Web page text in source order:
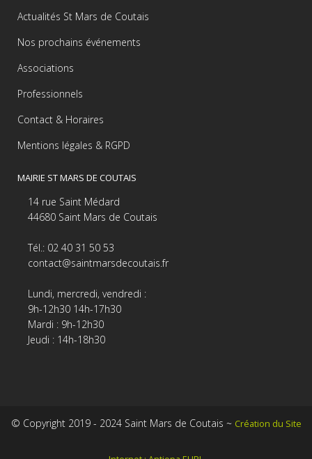
Actualités St Mars de Coutais
Nos prochains événements
Associations
Professionnels
Contact & Horaires
Mentions légales & RGPD
MAIRIE ST MARS DE COUTAIS
14 rue Saint Médard
44680 Saint Mars de Coutais
Tél.: 02 40 31 50 53
contact@saintmarsdecoutais.fr
Lundi, mercredi, vendredi :
9h-12h30 14h-17h30
Mardi : 9h-12h30
Jeudi : 14h-18h30
© Copyright 2019 - 2024 Saint Mars de Coutais ~ Création du Site